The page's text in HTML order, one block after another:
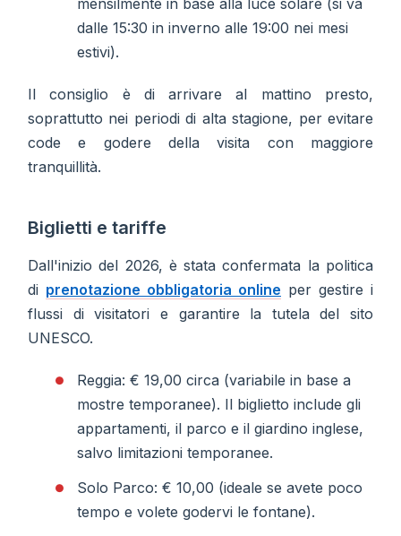
dalle 15:30 in inverno alle 19:00 nei mesi
estivi).
Il consiglio è di arrivare al mattino presto,
soprattutto nei periodi di alta stagione, per evitare
code e godere della visita con maggiore
tranquillità.
Biglietti e tariffe
Dall'inizio del 2026, è stata confermata la politica
di prenotazione obbligatoria online per gestire i
flussi di visitatori e garantire la tutela del sito
UNESCO.
Reggia: € 19,00 circa (variabile in base a
mostre temporanee). Il biglietto include gli
appartamenti, il parco e il giardino inglese,
salvo limitazioni temporanee.
Solo Parco: € 10,00 (ideale se avete poco
tempo e volete godervi le fontane).